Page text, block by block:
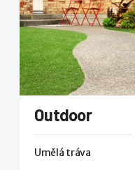
Outdoor
Umělá tráva